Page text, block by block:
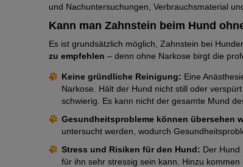
und Nachuntersuchungen, Verbrauchsmaterial
Kann man Zahnstein beim Hund
Es ist grundsätzlich möglich, Zahnstein bei
zu empfehlen – denn ohne Narkose birgt die
Keine gründliche Reinigung: Eine
Narkose. Hält der Hund nicht still oder
schwierig. Es kann nicht der gesamte Mund
Gesundheitsprobleme können übersehen
untersucht werden, wodurch
Stress und Risiken für den Hund: Der Hund
für ihn sehr stressig sein kann. Hinzu